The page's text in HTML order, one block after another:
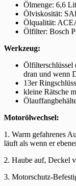
Ölmenge: 6,6
Ölviskosität:
Ölqualität:
Ölfilter: Bosch
Werkzeug:
Ölfilterschlüssel
dran und wenn
13er
kleine Rätsche
Motorölwechsel:
1. Warm gefahrenes
läuft als wenn er
2. Haube auf, Deckel
3. Motorschutz-